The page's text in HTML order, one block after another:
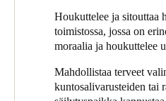
työpaikan tiimin toimesta. Jos
kotoa käsin, mutta tarvitsee
työpaikan tiimi voi tehdä sen
napsautuksella.
GANTNERin verkotetut lokerot
Houkuttelee ja sitouttaa
toimistossa, jossa on
moraalia ja houkuttelee
Mahdollistaa terveet
kuntosalivarusteiden tai